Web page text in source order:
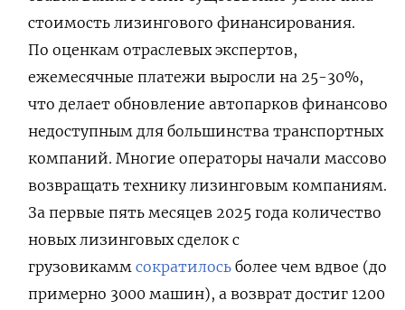
стоимость лизингового финансирования.
По оценкам отраслевых экспертов,
ежемесячные платежи выросли на 25-30%,
что делает обновление автопарков финансово
недоступным для большинства транспортных
компаний. Многие операторы начали массово
возвращать технику лизинговым компаниям.
За первые пять месяцев 2025 года количество
новых лизинговых сделок с
грузовикаммсократилось более чем вдвое (до
примерно 3000 машин), а возврат достиг 1200